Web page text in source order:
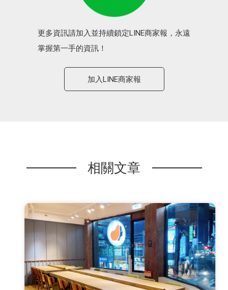
更多資訊請加入並持續鎖定LINE商家報，永遠
掌握第一手的資訊！
加入LINE商家報
相關文章